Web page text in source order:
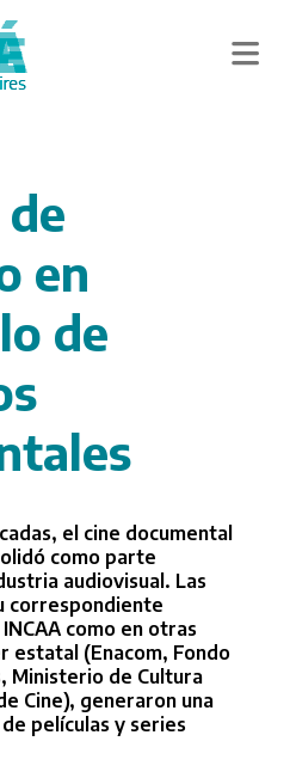
en
de
el cine documental
como parte
audiovisual. Las
correspondiente
como en otras
estatal (Enacom, Fondo
Ministerio de Cultura
Cine), generaron una
películas y series